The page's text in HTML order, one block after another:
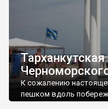
К сожалению
пешком вдоль